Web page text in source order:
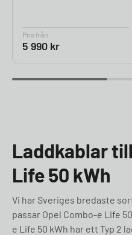
Pris från
5 990 kr
Laddkablar
Life 50 kWh
Vi har Sveriges bredaste
passar Opel Combo-e Life
e Life 50 kWh har ett Typ 2